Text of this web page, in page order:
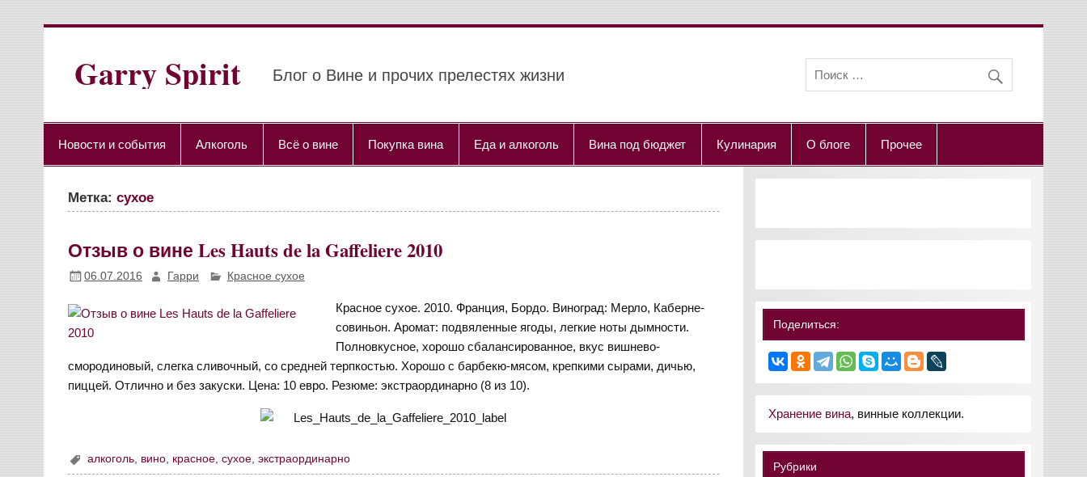
Перейти
Garry Spirit Блог о Вине и прочих прелестях жизни
Новости и события Алкоголь Всё о вине Покупка вина Еда и алкоголь Вина под бюджет Кулинария О блоге Прочее
Метка:сухое
Отзыв о вине Les Hauts de la Gaffeliere 2010
06.07.2016 Гарри Красное сухое
Красное сухое. 2010. Франция, Бордо. Виноград: Мерло, Каберне-
совиньон. Аромат: подвяленные ягоды, легкие ноты дымности.
Полновкусное, хорошо сбалансированное, вкус вишнево-
смородиновый, слегка сливочный, со средней терпкостью. Хорошо с барбекю-мясом, крепкими сырами, дичью,
пиццей. Отлично и без закуски. Цена: 10 евро. Резюме: экстраординарно (8 из 10).
алкоголь вино красное ,сухое ,экстраординарно
Поделиться:
Хранение вина, винные коллекции.
Рубрики